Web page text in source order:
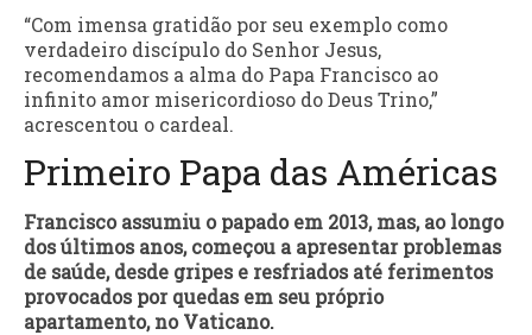
“Com imensa gratidão por seu exemplo como
verdadeiro discípulo do Senhor Jesus,
recomendamos a alma do Papa Francisco ao
infinito amor misericordioso do Deus Trino,”
acrescentou o cardeal.
Primeiro Papa das Américas
Francisco assumiu o papado em 2013, mas, ao longo
dos últimos anos, começou a apresentar problemas
de saúde, desde gripes e resfriados até ferimentos
provocados por quedas em seu próprio
apartamento, no Vaticano.